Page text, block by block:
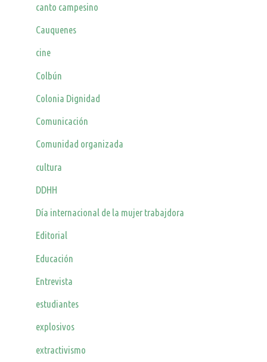
canto campesino
Cauquenes
cine
Colbún
Colonia Dignidad
Comunicación
Comunidad organizada
cultura
DDHH
Día internacional de la mujer trabajdora
Editorial
Educación
Entrevista
estudiantes
explosivos
extractivismo